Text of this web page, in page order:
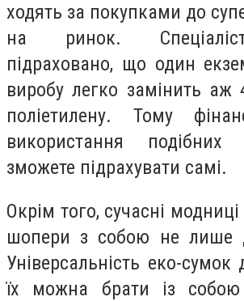
ходять за покупками до
на ринок.
підраховано, що один
виробу легко замінить аж
поліетилену. Тому
використання
зможете підрахувати самі.
Окрім того, сучасні
шопери з собою не лише
Універсальність еко-
їх можна брати із